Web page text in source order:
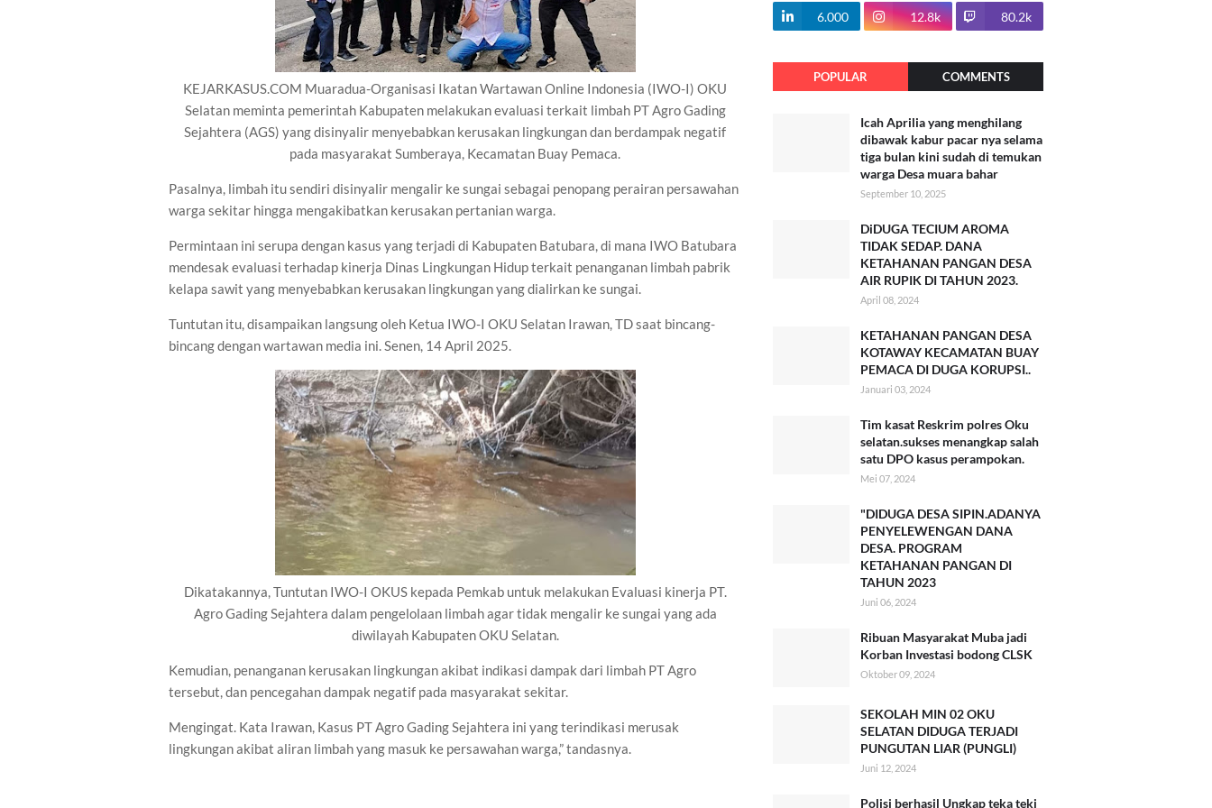
KEJARKASUS.COM Muaradua-Organisasi Ikatan Wartawan Online Indonesia (IWO-I) OKU
Selatan meminta pemerintah Kabupaten melakukan evaluasi terkait limbah PT Agro Gading
Sejahtera (AGS) yang disinyalir menyebabkan kerusakan lingkungan dan berdampak negatif
pada masyarakat Sumberaya, Kecamatan Buay Pemaca.
Pasalnya, limbah itu sendiri disinyalir mengalir ke sungai sebagai penopang perairan persawahan
warga sekitar hingga mengakibatkan kerusakan pertanian warga.
Permintaan ini serupa dengan kasus yang terjadi di Kabupaten Batubara, di mana IWO Batubara
mendesak evaluasi terhadap kinerja Dinas Lingkungan Hidup terkait penanganan limbah pabrik
kelapa sawit yang menyebabkan kerusakan lingkungan yang dialirkan ke sungai.
Tuntutan itu, disampaikan langsung oleh Ketua IWO-I OKU Selatan Irawan, TD saat bincang-
bincang dengan wartawan media ini. Senen, 14 April 2025.
Dikatakannya, Tuntutan IWO-I OKUS kepada Pemkab untuk melakukan Evaluasi kinerja PT.
Agro Gading Sejahtera dalam pengelolaan limbah agar tidak mengalir ke sungai yang ada
diwilayah Kabupaten OKU Selatan.
Kemudian, penanganan kerusakan lingkungan akibat indikasi dampak dari limbah PT Agro
tersebut, dan pencegahan dampak negatif pada masyarakat sekitar.
Mengingat. Kata Irawan, Kasus PT Agro Gading Sejahtera ini yang terindikasi merusak
lingkungan akibat aliran limbah yang masuk ke persawahan warga,” tandasnya.
100.7k
6.000 12.8k 80.2k
POPULAR COMMENTS
Icah Aprilia yang menghilang
dibawak kabur pacar nya selama
tiga bulan kini sudah di temukan
warga Desa muara bahar
September 10, 2025
DiDUGA TECIUM AROMA
TIDAK SEDAP. DANA
KETAHANAN PANGAN DESA
AIR RUPIK DI TAHUN 2023.
April 08, 2024
KETAHANAN PANGAN DESA
KOTAWAY KECAMATAN BUAY
PEMACA DI DUGA KORUPSI..
Januari 03, 2024
Tim kasat Reskrim polres Oku
selatan.sukses menangkap salah
satu DPO kasus perampokan.
Mei 07, 2024
"DIDUGA DESA SIPIN.ADANYA
PENYELEWENGAN DANA
DESA. PROGRAM
KETAHANAN PANGAN DI
TAHUN 2023
Juni 06, 2024
Ribuan Masyarakat Muba jadi
Korban Investasi bodong CLSK
Oktober 09, 2024
SEKOLAH MIN 02 OKU
SELATAN DIDUGA TERJADI
PUNGUTAN LIAR (PUNGLI)
Juni 12, 2024
Polisi berhasil Ungkap teka teki